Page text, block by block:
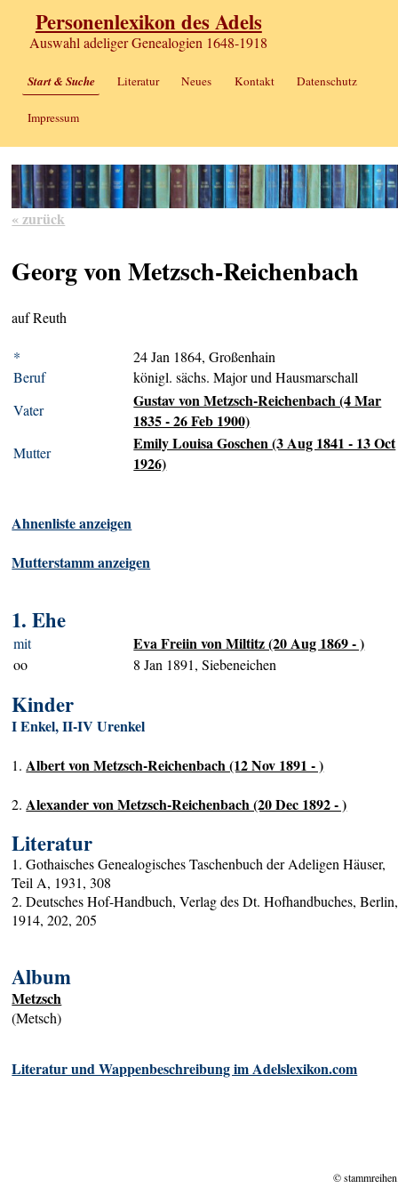
Personenlexikon des Adels
Auswahl adeliger Genealogien 1648-1918
Start & Suche Literatur Neues Kontakt Datenschutz
Impressum
« zurück
Georg von Metzsch-Reichenbach
auf Reuth
*
24 Jan 1864, Großenhain
Beruf
königl. sächs. Major und Hausmarschall
Vater
Gustav von Metzsch-Reichenbach (4 Mar
1835 - 26 Feb 1900)
Mutter
Emily Louisa Goschen (3 Aug 1841 - 13 Oct
1926)
Ahnenliste anzeigen
Mutterstamm anzeigen
1. Ehe
mit Eva Freiin von Miltitz (20 Aug 1869 - )
oo 8 Jan 1891, Siebeneichen
Kinder
I Enkel, II-IV Urenkel
1.Albert von Metzsch-Reichenbach (12 Nov 1891 - )
2.Alexander von Metzsch-Reichenbach (20 Dec 1892 - )
Literatur
1. Gothaisches Genealogisches Taschenbuch der Adeligen Häuser,
Teil A, 1931, 308
2. Deutsches Hof-Handbuch, Verlag des Dt. Hofhandbuches, Berlin,
1914, 202, 205
Album
Metzsch
(Metsch)
Literatur und Wappenbeschreibung im Adelslexikon.com
©